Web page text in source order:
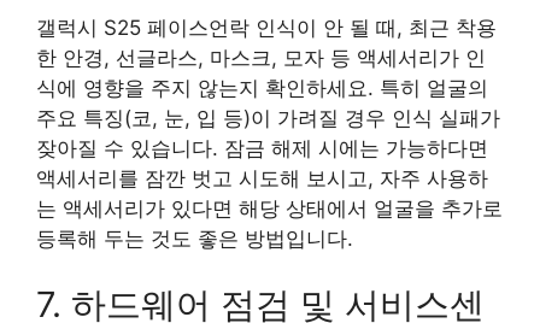
갤럭시 S25 페이스언락 인식이 안 될 때, 최근 착용
한 안경, 선글라스, 마스크, 모자 등 액세서리가 인
식에 영향을 주지 않는지 확인하세요. 특히 얼굴의
주요 특징(코, 눈, 입 등)이 가려질 경우 인식 실패가
잦아질 수 있습니다. 잠금 해제 시에는 가능하다면
액세서리를 잠깐 벗고 시도해 보시고, 자주 사용하
는 액세서리가 있다면 해당 상태에서 얼굴을 추가로
등록해 두는 것도 좋은 방법입니다.
7. 하드웨어 점검 및 서비스센